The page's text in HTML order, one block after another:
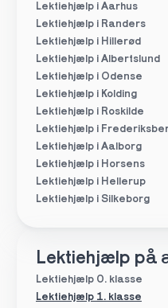
Lektiehjælp i Aarhus
Lektiehjælp i Randers
Lektiehjælp i Hillerød
Lektiehjælp i Albertslund
Lektiehjælp i Odense
Lektiehjælp i Kolding
Lektiehjælp i Roskilde
Lektiehjælp i
Lektiehjælp i Aalborg
Lektiehjælp i Horsens
Lektiehjælp i Hellerup
Lektiehjælp i Silkeborg
Lektiehjælp på
Lektiehjælp 0. klasse
Lektiehjælp 1. klasse